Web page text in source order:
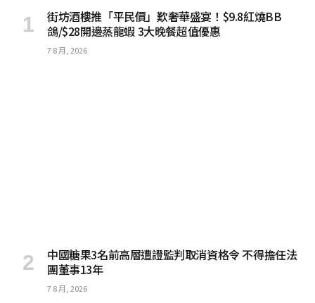
街坊酒樓推「平民價」歎奢華盛宴！$9.8紅燒BB
鴿/$28開邊蒸龍蝦 3大晚餐超值優惠
7 8 月, 2026
中國糖果3名前高層遭證監判取消資格令 不得擔任法
團董事13年
7 8 月, 2026